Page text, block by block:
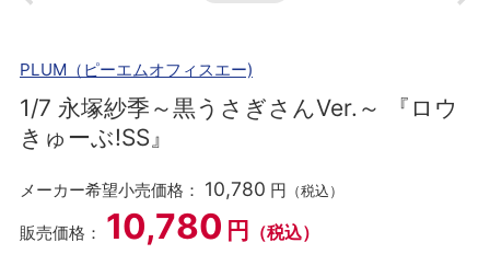
PLUM（ピーエムオフィスエー)
1/7 永塚紗季～黒うさぎさんVer.～ 『ロウ
きゅーぶ!SS』
メーカー希望小売価格： 10,780 円 （税込）
販売価格： 10,780 円 （税込）